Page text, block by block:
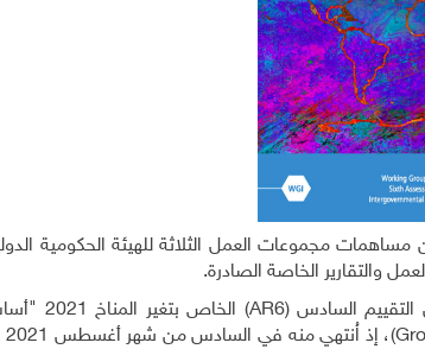
مجموعات العمل الثلاثة للهيئة الحكومية
والتقارير الخاصة الصادرة.
التقييم السادس (AR6
) الخاص
)،